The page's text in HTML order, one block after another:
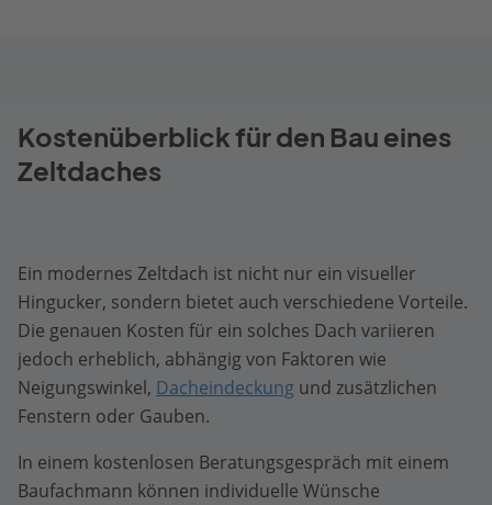
Kostenüberblick für den Bau eines
Zeltdaches
Ein modernes Zeltdach ist nicht nur ein visueller
Hingucker, sondern bietet auch verschiedene Vorteile.
Die genauen Kosten für ein solches Dach variieren
jedoch erheblich, abhängig von Faktoren wie
Neigungswinkel, Dacheindeckung und zusätzlichen
Fenstern oder Gauben.
In einem kostenlosen Beratungsgespräch mit einem
Baufachmann können individuelle Wünsche